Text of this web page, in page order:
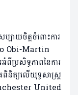
បាយចិត្តចំពោះការ
Obi-Martin
ប្រសិទ្ធភាពនៃការ
និត្យលើយុទ្ធសាស្ត្រ
United